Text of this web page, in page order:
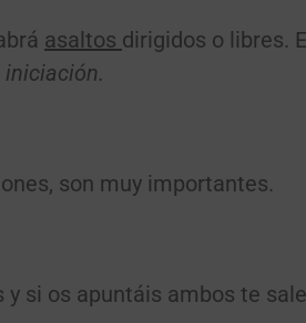
asaltos dirigidos o libres.
son muy importantes.
y si os apuntáis ambos te